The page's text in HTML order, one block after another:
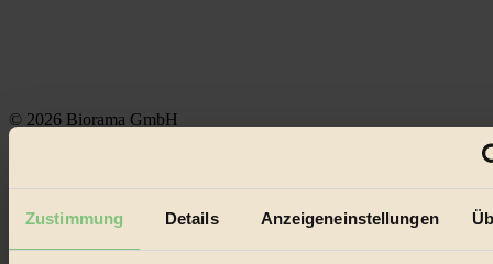
Zustimmung Details Anzeigeneinstellungen
© 2026 Biorama GmbH
Biorama steht für einen nachhaltigen Lebensstil und bewussten
Lebenswandel. Es ist eine moderne Plattform für Ideen, Menschen